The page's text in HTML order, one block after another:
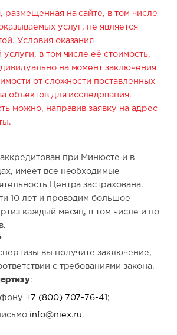
размещенная на сайте, в том числе
услуг, не является
Условия оказания
в том числе её стоимость,
на момент заключения
от сложности поставленных
объектов для исследования.
можно, направив заявку на адрес
аккредитован при Минюсте и в
имеет все необходимые
Центра застрахована.
10 лет и проводим большое
каждый месяц, в том числе и по
вы получите заключение,
с требованиями закона.
:
+7 (800) 707-76-41 ;
info@niex.ru.